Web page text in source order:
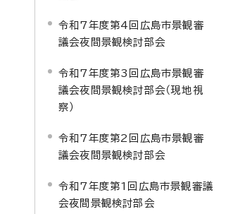
令和7年度第4回広島市景観審
議会夜間景観検討部会
令和7年度第3回広島市景観審
議会夜間景観検討部会（現地視
察）
令和7年度第2回広島市景観審
議会夜間景観検討部会
令和7年度第1回広島市景観審議
会夜間景観検討部会